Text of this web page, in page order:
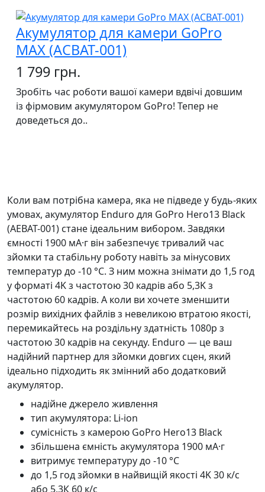
Акумулятор для камери GoPro
MAX (ACBAT-001)
1 799 грн.
Зробіть час роботи вашої камери вдвічі довшим
із фірмовим акумулятором GoPro! Тепер не
доведеться до..
Коли вам потрібна камера, яка не підведе у будь-яких
умовах, акумулятор Enduro для GoPro Hero13 Black
(AEBAT-001) стане ідеальним вибором. Завдяки
ємності 1900 мА·г він забезпечує тривалий час
зйомки та стабільну роботу навіть за мінусових
температур до -10 °C. З ним можна знімати до 1,5 год
у форматі 4K з частотою 30 кадрів або 5,3K з
частотою 60 кадрів. А коли ви хочете зменшити
розмір вихідних файлів з невеликою втратою якості,
перемикайтесь на роздільну здатність 1080p з
частотою 30 кадрів на секунду. Enduro — це ваш
надійний партнер для зйомки довгих сцен, який
ідеально підходить як змінний або додатковий
акумулятор.
надійне джерело живлення
тип акумулятора: Li-ion
сумісність з камерою GoPro Hero13 Black
збільшена ємність акумулятора 1900 мА·г
витримує температуру до -10 °C
до 1,5 год зйомки в найвищій якості 4K 30 к/с
або 5,3К 60 к/с